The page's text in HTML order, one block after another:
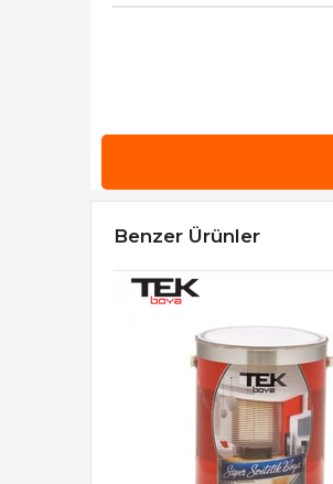
Benzer Ürünler